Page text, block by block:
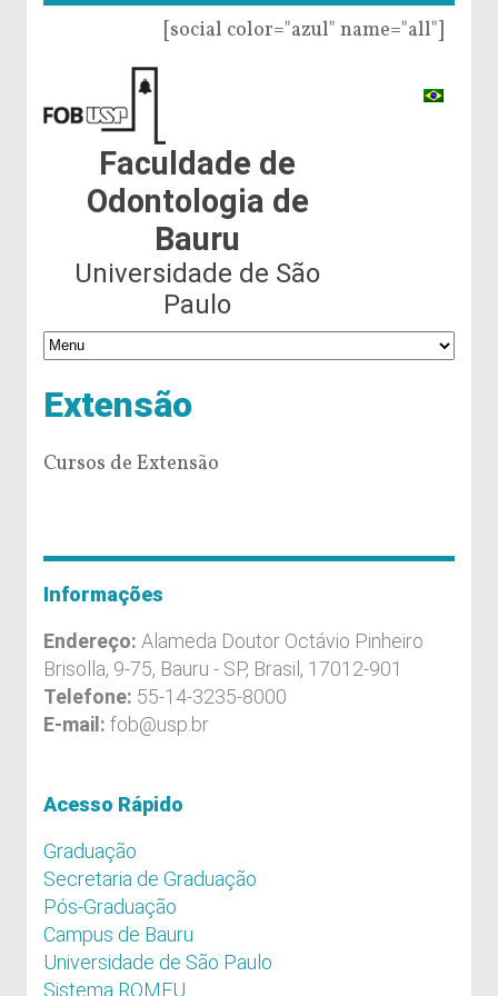
[social color="azul" name="all"]
Faculdade de
Odontologia de
Bauru
Universidade de São
Paulo
Extensão
Cursos de Extensão
Informações
Endereço: Alameda Doutor Octávio Pinheiro
Brisolla, 9-75, Bauru - SP, Brasil, 17012-901
Telefone: 55-14-3235-8000
E-mail: fob@usp.br
Acesso Rápido
Graduação
Secretaria de Graduação
Pós-Graduação
Campus de Bauru
Universidade de São Paulo
Sistema ROMEU